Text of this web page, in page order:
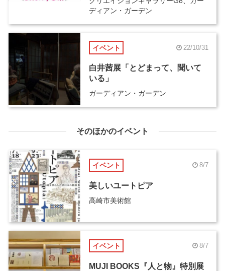
ディアン・ガーデン
イベント 22/10/31
白井茜展「とどまって、聞いて
いる」
ガーディアン・ガーデン
そのほかのイベント
イベント 8/7
美しいユートピア
高崎市美術館
イベント 8/7
MUJI BOOKS『人と物』特別展